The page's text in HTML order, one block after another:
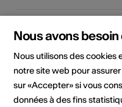
Domaine
Nous avons
Nous utilisons des cookies
notre site web pour
sur «Accepter» si vous
données à des fins